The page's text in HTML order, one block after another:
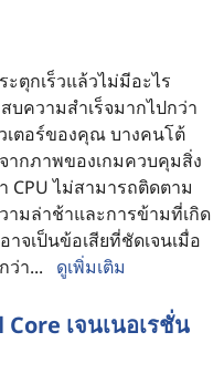
ตุกเร็วแล้วไม่มีอะไร
ความสําเร็จมากไปกว่า
เตอร์ของคุณ บางคนโต้
ากภาพของเกมควบคุมสิ่ง
CPU ไม่สามารถติดตาม
ามล่าช้าและการข้ามที่เกิด
จเป็นข้อเสียที่ชัดเจนเมื่อ
า...
ดูเพิ่มเติม
เจนเนอเรชั่น